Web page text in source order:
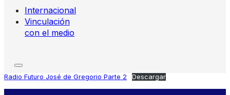
Internacional
Vinculación
con el medio
Radio Futuro José de Gregorio Parte 2 Descargar